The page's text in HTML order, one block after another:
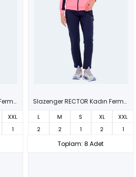
Slazenger RECTOR Kadın Fermuarlı Dik Yaka Cepli Mor Eşofman Takımı
XXL
1
Slazenger RECTOR Kadın Fermuarlı Dik Yaka Cepli Fuşya Eşofman Takımı
L M S XL
XXL
2
2 1 2 1
Toplam: 8 Adet